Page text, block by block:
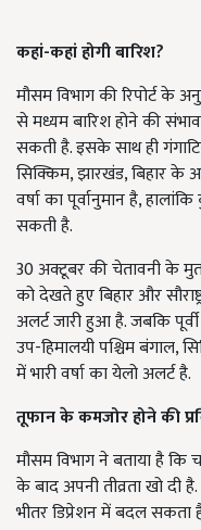
कहां-कहां होगी बारिश?
मौसम विभाग की रिपोर्ट के
से मध्यम बारिश होने की
सकती है. इसके साथ ही
सिक्किम, झारखंड, बिहार के
वर्षा का पूर्वानुमान है,
सकती है.
30 अक्टूबर की चेतावनी के
को देखते हुए बिहार और
अलर्ट जारी हुआ है. जबकि
उप-हिमालयी पश्चिम बंगाल,
में भारी वर्षा का येलो अलर्ट है.
तूफान के कमजोर होने की
मौसम विभाग ने बताया है कि
के बाद अपनी तीव्रता खो
भीतर डिप्रेशन में बदल